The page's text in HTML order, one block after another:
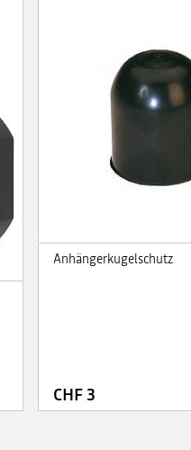
Anhängerkugelschutz
CHF 3